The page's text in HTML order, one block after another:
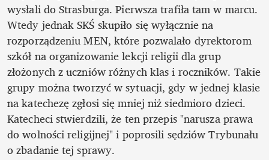
wysłali do Strasburga. Pierwsza trafiła tam w marcu.
Wtedy jednak SKŚ skupiło się wyłącznie na
rozporządzeniu MEN, które pozwalało dyrektorom
szkół na organizowanie lekcji religii dla grup
złożonych z uczniów różnych klas i roczników. Takie
grupy można tworzyć w sytuacji, gdy w jednej klasie
na katechezę zgłosi się mniej niż siedmioro dzieci.
Katecheci stwierdzili, że ten przepis "narusza prawa
do wolności religijnej" i poprosili sędziów Trybunału
o zbadanie tej sprawy.